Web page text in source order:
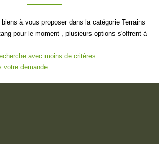
Conseils Aux Locataires
VENDRE
alerte
à vous proposer dans la catégorie Terrains
pour le moment , plusieurs options s'offrent à
avec moins de critères.
votre demande